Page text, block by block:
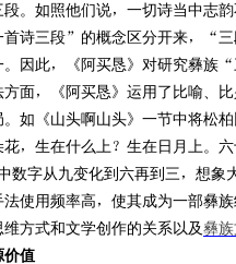
段。如照他们说，一切诗当中志
诗三段”的概念区分开来，“三
。因此，《阿买恳》对研究彝族
，《阿买恳》运用了比喻、比
如《山头啊山头》一节中将松
，生在什么上？生在日月上。
数字从九变化到六再到三，想象
法使用频率高，使其成为一部彝
方式和文学创作的关系以及彝
价值